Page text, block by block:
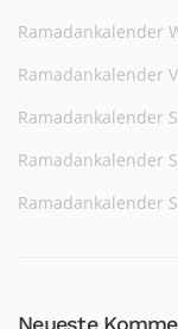
Ramadankalender
Ramadankalender
Ramadankalender
Ramadankalender
Ramadankalender
Neueste